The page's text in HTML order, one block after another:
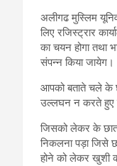
अलीगढ मुस्लिम
लिए रजिस्ट्रार
का चयन होगा तथा
संपन्न किया जायेग।
आपको बताते चले के
उल्लघन न करते हुए
जिसको लेकर के
निकलना पड़ा जिसे
होने को लेकर खुशी